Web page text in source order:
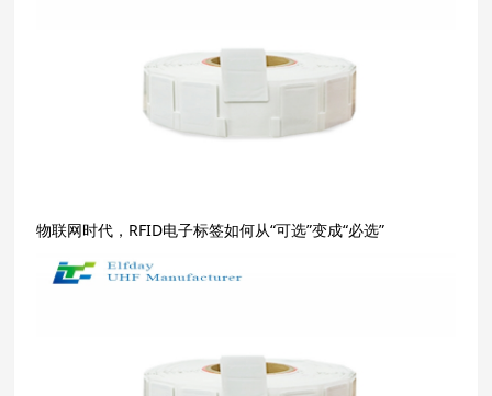
物联网时代，RFID电子标签如何从“可选”变成“必选”